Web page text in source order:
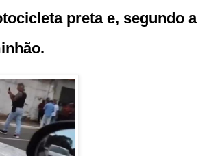
preta e, segundo a